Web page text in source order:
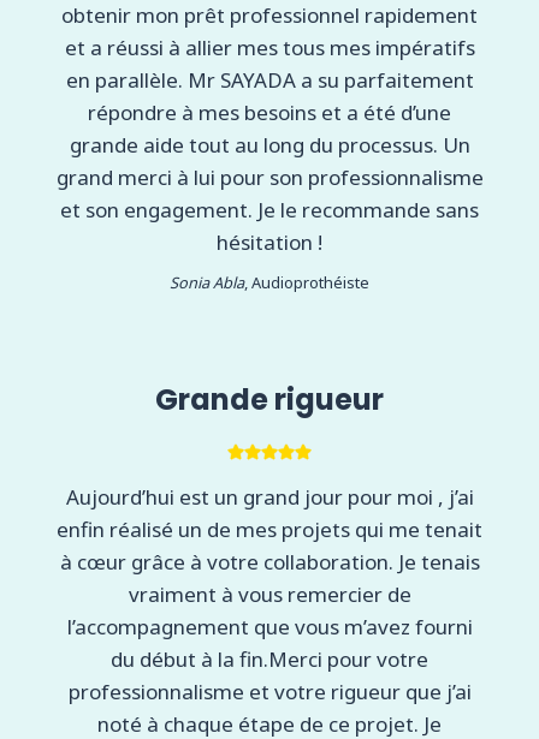
obtenir mon prêt professionnel rapidement
et a réussi à allier mes tous mes impératifs
en parallèle. Mr SAYADA a su parfaitement
répondre à mes besoins et a été d’une
grande aide tout au long du processus. Un
grand merci à lui pour son professionnalisme
et son engagement. Je le recommande sans
hésitation !
Sonia Abla, Audioprothéiste
Grande rigueur
Aujourd’hui est un grand jour pour moi , j’ai
enfin réalisé un de mes projets qui me tenait
à cœur grâce à votre collaboration. Je tenais
vraiment à vous remercier de
l’accompagnement que vous m’avez fourni
du début à la fin.Merci pour votre
professionnalisme et votre rigueur que j’ai
noté à chaque étape de ce projet. Je